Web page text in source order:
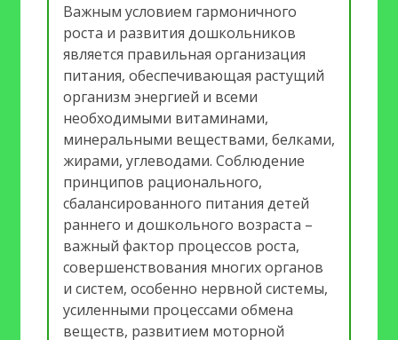
Важным условием гармоничного
роста и развития дошкольников
является правильная организация
питания, обеспечивающая растущий
организм энергией и всеми
необходимыми витаминами,
минеральными веществами, белками,
жирами, углеводами. Соблюдение
принципов рационального,
сбалансированного питания детей
раннего и дошкольного возраста –
важный фактор процессов роста,
совершенствования многих органов
и систем, особенно нервной системы,
усиленными процессами обмена
веществ, развитием моторной